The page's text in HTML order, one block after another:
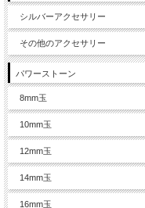
シルバーアクセサリー
その他のアクセサリー
パワーストーン
8mm玉
10mm玉
12mm玉
14mm玉
16mm玉